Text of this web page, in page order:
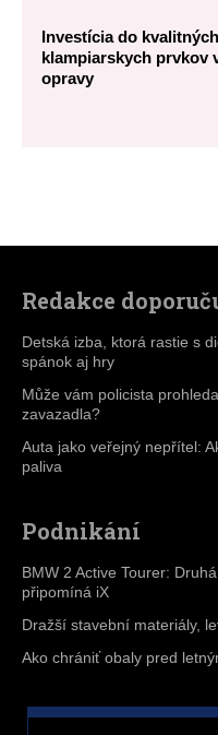
Redakce
Detská izba, ktorá rastie s
spánok aj hry
Může vám policista
zavazadla?
Auta jako veřejný nepřítel:
paliva
Podnikání
BMW 2 Active Tourer:
připomíná iX
Dražší stavební materiály,
Ako chrániť obaly pred